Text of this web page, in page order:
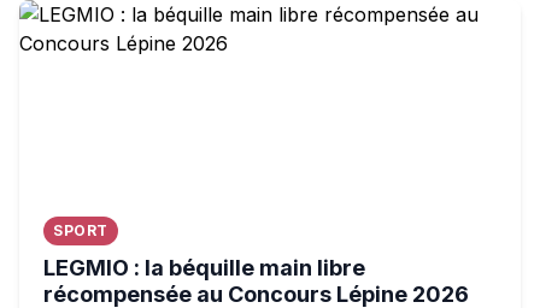
LEGMIO : la béquille main libre récompensée au
SPORT
LEGMIO : la béquille main libre
récompensée au Concours Lépine 2026